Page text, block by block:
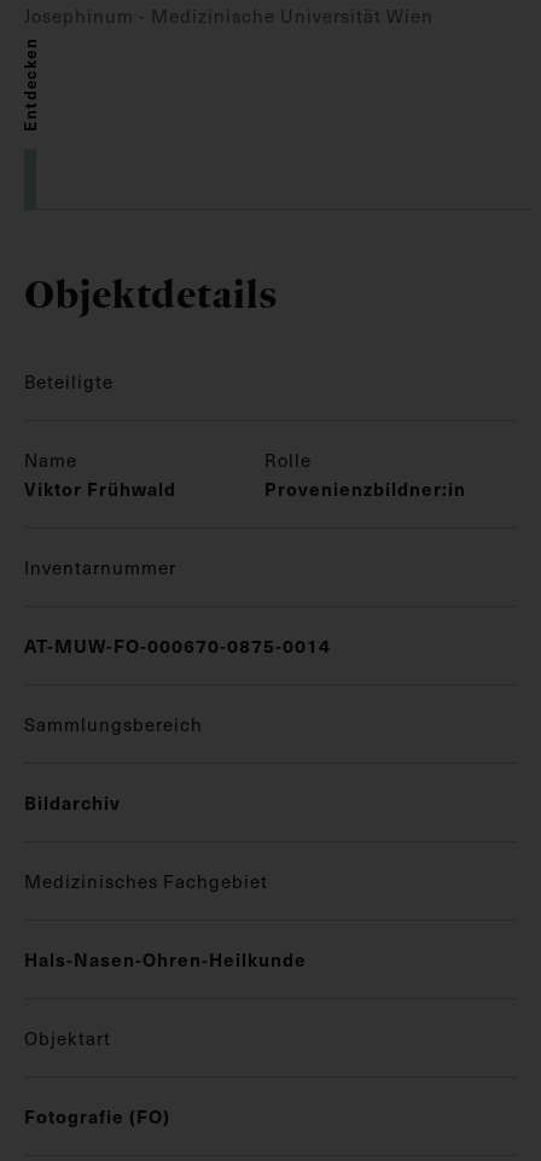
Josephinum - Medizinische Universität Wien
Entdecken
Objektdetails
Beteiligte
Name Rolle
Viktor Frühwald Provenienzbildner:in
Inventarnummer
AT-MUW-FO-000670-0875-0014
Sammlungsbereich
Bildarchiv
Medizinisches Fachgebiet
Hals-Nasen-Ohren-Heilkunde
Objektart
Fotografie (FO)